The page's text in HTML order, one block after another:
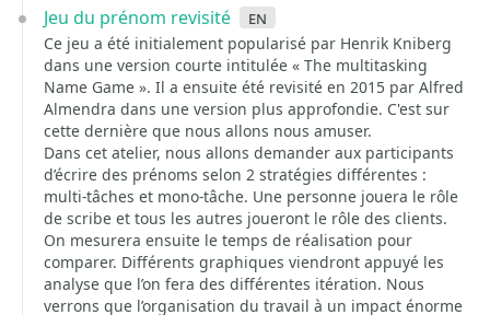
Jeu du prénom revisité en
Ce jeu a été initialement popularisé par Henrik Kniberg
dans une version courte intitulée « The multitasking
Name Game ». Il a ensuite été revisité en 2015 par Alfred
Almendra dans une version plus approfondie. C'est sur
cette dernière que nous allons nous amuser.
Dans cet atelier, nous allons demander aux participants
d’écrire des prénoms selon 2 stratégies différentes :
multi-tâches et mono-tâche. Une personne jouera le rôle
de scribe et tous les autres joueront le rôle des clients.
On mesurera ensuite le temps de réalisation pour
comparer. Différents graphiques viendront appuyé les
analyse que l’on fera des différentes itération. Nous
verrons que l’organisation du travail à un impact énorme